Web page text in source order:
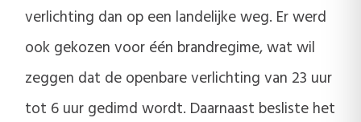
verlichting dan op een landelijke weg. Er werd
ook gekozen voor één brandregime, wat wil
zeggen dat de openbare verlichting van 23 uur
tot 6 uur gedimd wordt. Daarnaast besliste het